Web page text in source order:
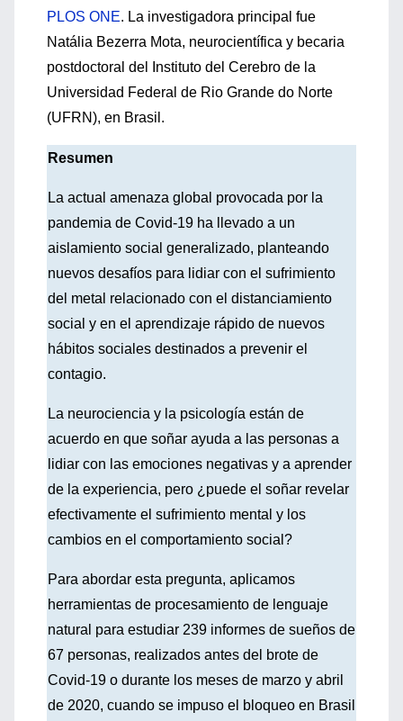
PLOS ONE. La investigadora principal fue
Natália Bezerra Mota, neurocientífica y becaria
postdoctoral del Instituto del Cerebro de la
Universidad Federal de Rio Grande do Norte
(UFRN), en Brasil.
Resumen
La actual amenaza global provocada por la
pandemia de Covid-19 ha llevado a un
aislamiento social generalizado, planteando
nuevos desafíos para lidiar con el sufrimiento
del metal relacionado con el distanciamiento
social y en el aprendizaje rápido de nuevos
hábitos sociales destinados a prevenir el
contagio.
La neurociencia y la psicología están de
acuerdo en que soñar ayuda a las personas a
lidiar con las emociones negativas y a aprender
de la experiencia, pero ¿puede el soñar revelar
efectivamente el sufrimiento mental y los
cambios en el comportamiento social?
Para abordar esta pregunta, aplicamos
herramientas de procesamiento de lenguaje
natural para estudiar 239 informes de sueños de
67 personas, realizados antes del brote de
Covid-19 o durante los meses de marzo y abril
de 2020, cuando se impuso el bloqueo en Brasil